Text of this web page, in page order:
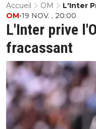
Accueil OM L'Inter
L'Inter prive
fracassant
OM•19 NOV. , 20:00